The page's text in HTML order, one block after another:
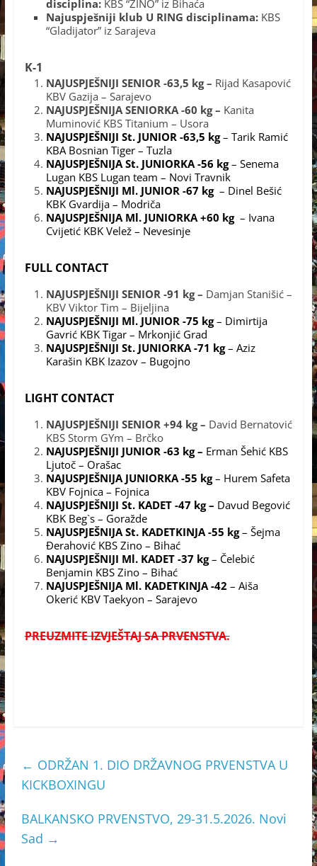
disciplina:KBS “ZINO” iz Bihaća
Najuspješniji klub U RING disciplinama: KBS
“Gladijator” iz Sarajeva
K-1
NAJUSPJEŠNIJI SENIOR -63,5 kg – Rijad Kasapović
KBV Gazija – Sarajevo
NAJUSPJEŠNIJA SENIORKA -60 kg – Kanita
Muminović KBS Titanium – Usora
NAJUSPJEŠNIJI St. JUNIOR -63,5 kg– Tarik Ramić
KBA Bosnian Tiger – Tuzla
NAJUSPJEŠNIJA St. JUNIORKA -56 kg– Senema
Lugan KBS Lugan team – Novi Travnik
NAJUSPJEŠNIJI Ml. JUNIOR -67 kg– Dinel Bešić
KBK Gvardija – Modriča
NAJUSPJEŠNIJA Ml. JUNIORKA +60 kg– Ivana
Cvijetić KBK Velež – Nevesinje
FULL CONTACT
NAJUSPJEŠNIJI SENIOR -91 kg – Damjan Stanišić –
KBV Viktor Tim – Bijeljina
NAJUSPJEŠNIJI Ml. JUNIOR -75 kg– Dimirtija
Gavrić KBK Tigar – Mrkonjić Grad
NAJUSPJEŠNIJI St. JUNIORKA -71 kg– Aziz
Karašin KBK Izazov – Bugojno
LIGHT CONTACT
NAJUSPJEŠNIJI SENIOR +94 kg – David Bernatović
KBS Storm GYm – Brčko
NAJUSPJEŠNIJI JUNIOR -63 kg – Erman Šehić KBS
Ljutoč – Orašac
NAJUSPJEŠNIJA JUNIORKA -55 kg– Hurem Safeta
KBV Fojnica – Fojnica
NAJUSPJEŠNIJI St. KADET -47 kg – Davud Begović
KBK Beg`s – Goražde
NAJUSPJEŠNIJA St. KADETKINJA -55 kg– Šejma
Đerahović KBS Zino – Bihać
NAJUSPJEŠNIJI Ml. KADET -37 kg– Čelebić
Benjamin KBS Zino – Bihać
NAJUSPJEŠNIJA Ml. KADETKINJA -42 – Aiša
Okerić KBV Taekyon – Sarajevo
PREUZMITE IZVJEŠTAJ SA PRVENSTVA.
← ODRŽAN 1. DIO DRŽAVNOG PRVENSTVA U
KICKBOXINGU
BALKANSKO PRVENSTVO, 29-31.5.2026. Novi
Sad →